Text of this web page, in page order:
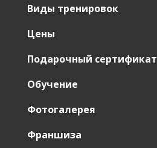
Виды тренировок
Цены
Подарочный сертификат
Обучение
Фотогалерея
Франшиза